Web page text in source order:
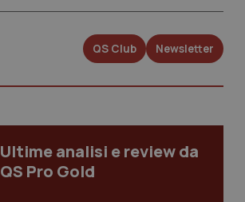
QS Club Newsletter
Ultime analisi e review da
QS Pro Gold